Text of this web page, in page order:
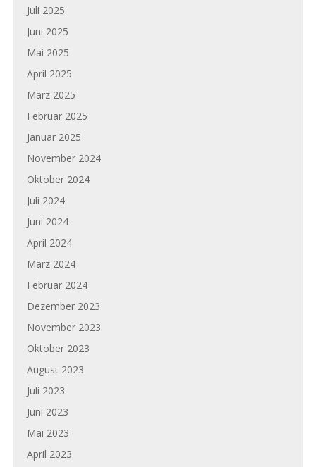
Juli 2025
Juni 2025
Mai 2025
April 2025
März 2025
Februar 2025
Januar 2025
November 2024
Oktober 2024
Juli 2024
Juni 2024
April 2024
März 2024
Februar 2024
Dezember 2023
November 2023
Oktober 2023
August 2023
Juli 2023
Juni 2023
Mai 2023
April 2023